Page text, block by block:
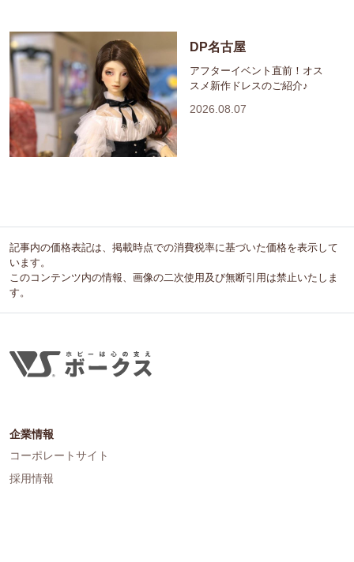
DP名古屋
アフターイベント直前！オス
スメ新作ドレスのご紹介♪
2026.08.07
記事内の価格表記は、掲載時点での消費税率に基づいた価格を表示して
います。
このコンテンツ内の情報、画像の二次使用及び無断引用は禁止いたしま
す。
企業情報
コーポレートサイト
採用情報